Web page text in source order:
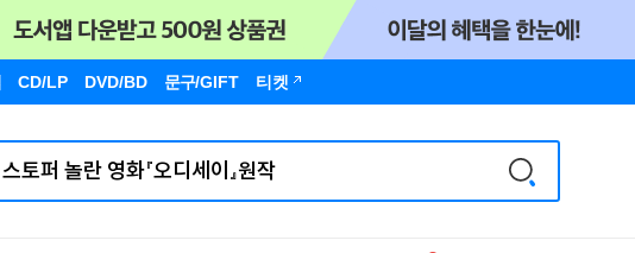
CD/LP DVD/BD 문구/GIFT 티켓